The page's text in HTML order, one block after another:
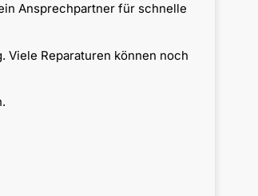
Ansprechpartner für schnelle
Reparaturen können noch